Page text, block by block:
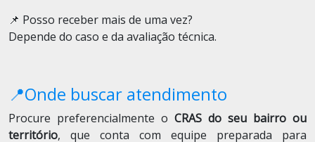
📌 Posso receber mais de uma vez?
Depende do caso e da avaliação técnica.
📍Onde buscar atendimento
Procure preferencialmente o CRAS do seu bairro ou
território, que conta com equipe preparada para